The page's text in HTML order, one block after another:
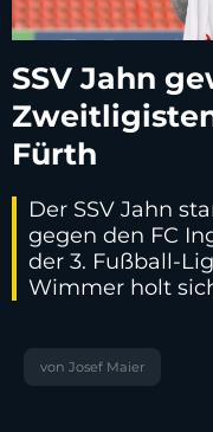
SSV Jahn
Fürth
Der SSV Jahn
gegen den FC
der 3. Fußball-
Wimmer holt
von Josef Maier